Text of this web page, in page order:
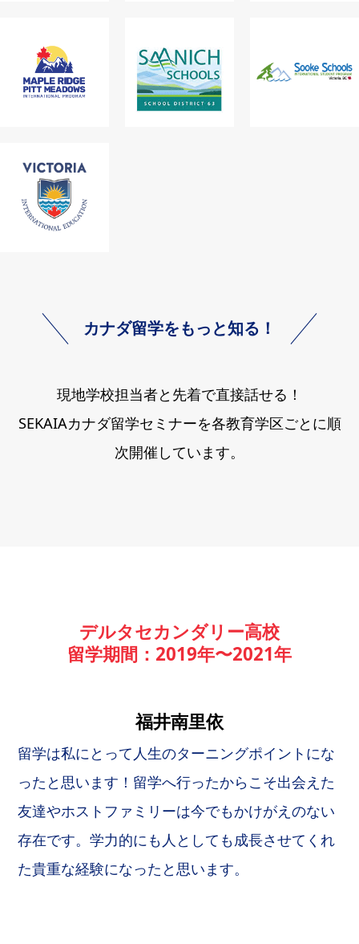
カナダ留学をもっと知る！
現地学校担当者と先着で直接話せる！
SEKAIAカナダ留学セミナーを各教育学区ごとに順
次開催しています。
デルタセカンダリー高校
留学期間：2019年〜2021年
福井南里依
留学は私にとって人生のターニングポイントにな
ったと思います！留学へ行ったからこそ出会えた
友達やホストファミリーは今でもかけがえのない
存在です。学力的にも人としても成長させてくれ
た貴重な経験になったと思います。